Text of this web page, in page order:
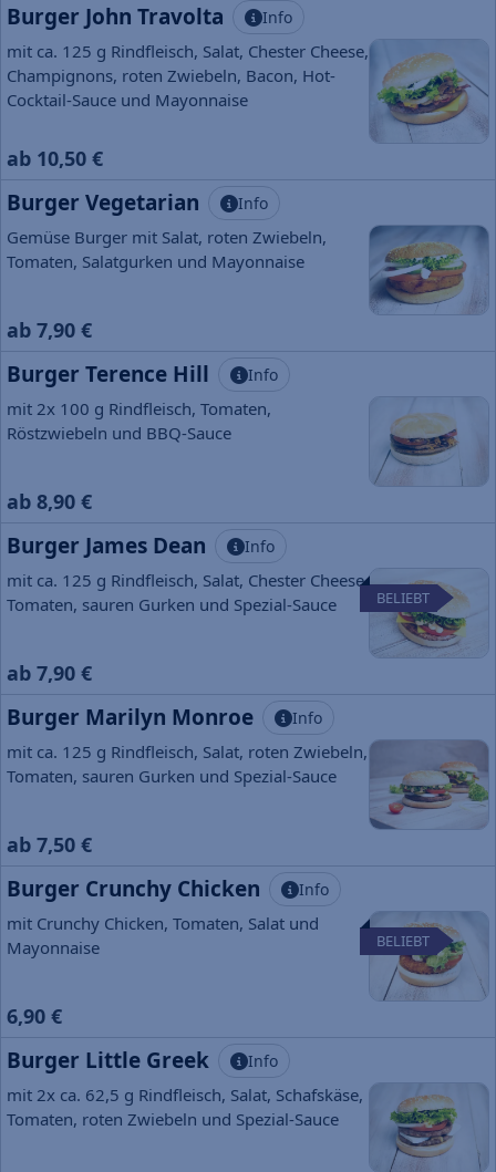
Burger John Travolta Info
mit ca. 125 g Rindfleisch, Salat, Chester Cheese,
Champignons, roten Zwiebeln, Bacon, Hot-
Cocktail-Sauce und Mayonnaise
ab 10,50 €
Burger Vegetarian Info
Gemüse Burger mit Salat, roten Zwiebeln,
Tomaten, Salatgurken und Mayonnaise
ab 7,90 €
Burger Terence Hill Info
mit 2x 100 g Rindfleisch, Tomaten,
Röstzwiebeln und BBQ-Sauce
ab 8,90 €
Burger James Dean Info
mit ca. 125 g Rindfleisch, Salat, Chester Cheese,
Tomaten, sauren Gurken und Spezial-Sauce
BELIEBT
ab 7,90 €
Burger Marilyn Monroe Info
mit ca. 125 g Rindfleisch, Salat, roten Zwiebeln,
Tomaten, sauren Gurken und Spezial-Sauce
ab 7,50 €
Burger Crunchy Chicken Info
mit Crunchy Chicken, Tomaten, Salat und
Mayonnaise
BELIEBT
6,90 €
Burger Little Greek Info
mit 2x ca. 62,5 g Rindfleisch, Salat, Schafskäse,
Tomaten, roten Zwiebeln und Spezial-Sauce